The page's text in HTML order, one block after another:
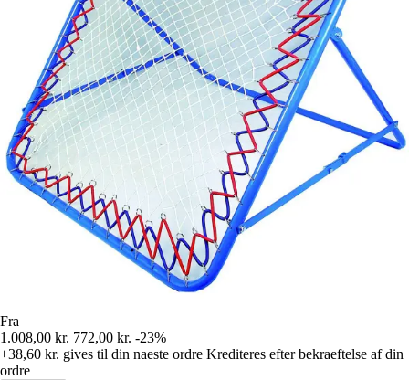
Fra
1.008,00 kr. 772,00 kr. -23%
+38,60 kr. gives til din naeste ordre Krediteres efter bekraeftelse af din
ordre